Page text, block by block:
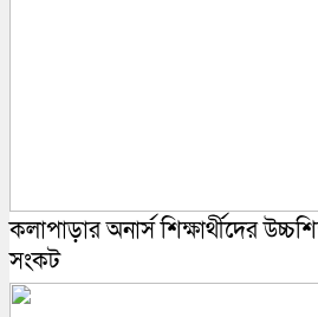
কলাপাড়ার অনার্স শিক্ষার্থীদের
সংকট